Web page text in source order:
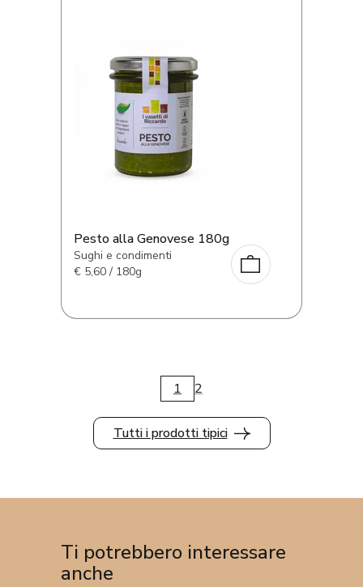
Pesto alla Genovese 180g
Sughi e condimenti
€ 5,60 / 180g
1 2
Tutti i prodotti tipici
Ti potrebbero interessare
anche